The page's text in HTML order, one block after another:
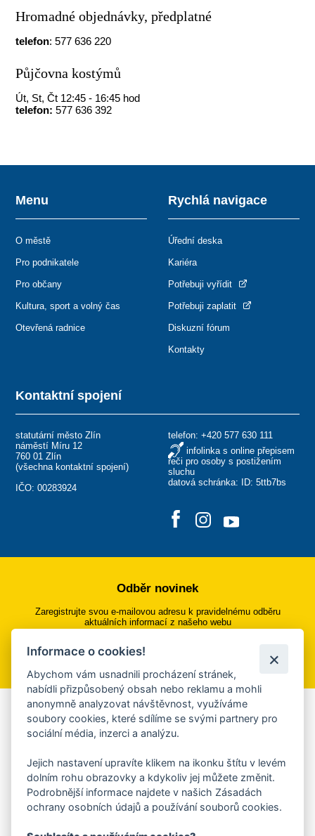
Hromadné objednávky, předplatné
telefon: 577 636 220
Půjčovna kostýmů
Út, St, Čt 12:45 - 16:45 hod
telefon: 577 636 392
Kontaktní spojení
statutární město Zlín
náměstí Míru 12
760 01 Zlín
(všechna kontaktní spojení)
IČO: 00283924
telefon: +420 577 630 111
infolinka s online přepisem
řeči pro osoby s postižením
sluchu
datová schránka: ID: 5ttb7bs
Menu
O městě
Pro podnikatele
Pro občany
Kultura, sport a volný čas
Otevřená radnice
Rychlá navigace
Úřední deska
Kariéra
Potřebuji vyřídit
Potřebuji zaplatit
Diskuzní fórum
Kontakty
Odběr novinek
Zaregistrujte svou e-mailovou adresu k pravidelnému odběru
aktuálních informací z našeho webu
Přihlásit se k odběru
Aplikace Mobilní rozhlas
Chcete dostávat do svého mobilu či mailu upozornění na
ankety, pozvánky na kulturní a sportovní akce?
Více informací o aplikaci
Informace o cookies!
Abychom vám usnadnili procházení stránek,
nabídli přizpůsobený obsah nebo reklamu a mohli
anonymně analyzovat návštěvnost, využíváme
soubory cookies, které sdílíme se svými partnery pro
sociální média, inzerci a analýzu.
Jejich nastavení upravíte klikem na ikonku štítu v levém
dolním rohu obrazovky a kdykoliv jej můžete změnit.
Podrobnější informace najdete v našich Zásadách
ochrany osobních údajů a používání souborů cookies.